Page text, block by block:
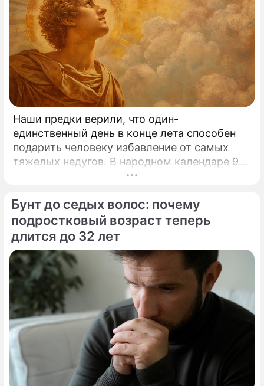
Наши предки верили, что один-
единственный день в конце лета способен
подарить человеку избавление от самых
тяжелых недугов. В народном календаре 9
августа занимает особое, почти
Бунт до седых волос: почему
подростковый возраст теперь
длится до 32 лет